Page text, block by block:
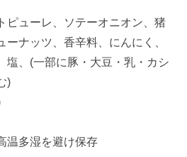
ピューレ、ソテーオニオン、猪
ーナッツ、香辛料、にんにく、
塩、(一部に豚・大豆・乳・カシ
)
温多湿を避け保存